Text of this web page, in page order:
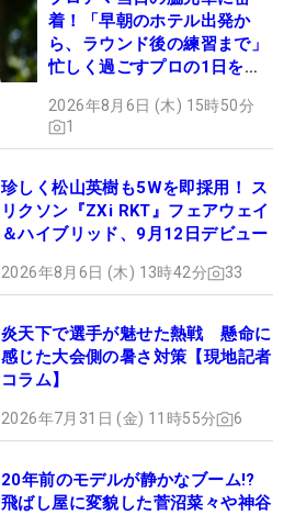
着！「早朝のホテル出発か
ら、ラウンド後の練習まで」
忙しく過ごすプロの1日を公
2026年8月6日 (木) 15時50分
1
珍しく松山英樹も5Wを即採用！ ス
リクソン『ZXi RKT』フェアウェイ
＆ハイブリッド、9月12日デビュー
2026年8月6日 (木) 13時42分 33
炎天下で選手が魅せた熱戦 懸命に
感じた大会側の暑さ対策【現地記者
コラム】
2026年7月31日 (金) 11時55分 6
20年前のモデルが静かなブーム!?
飛ばし屋に変貌した菅沼菜々や神谷